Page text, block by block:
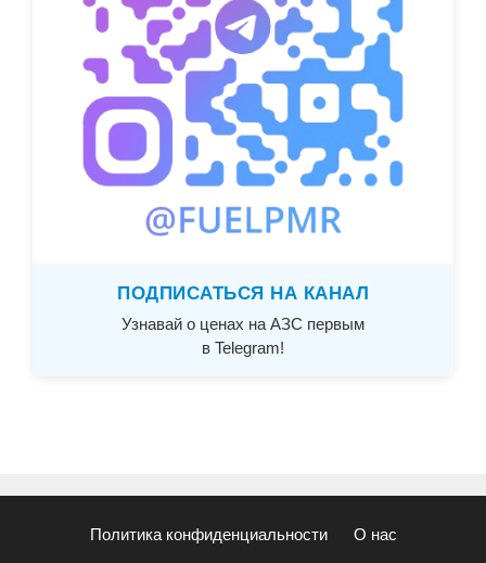
ПОДПИСАТЬСЯ НА КАНАЛ
Узнавай о ценах на АЗС первым
в Telegram!
Политика конфиденциальности О нас